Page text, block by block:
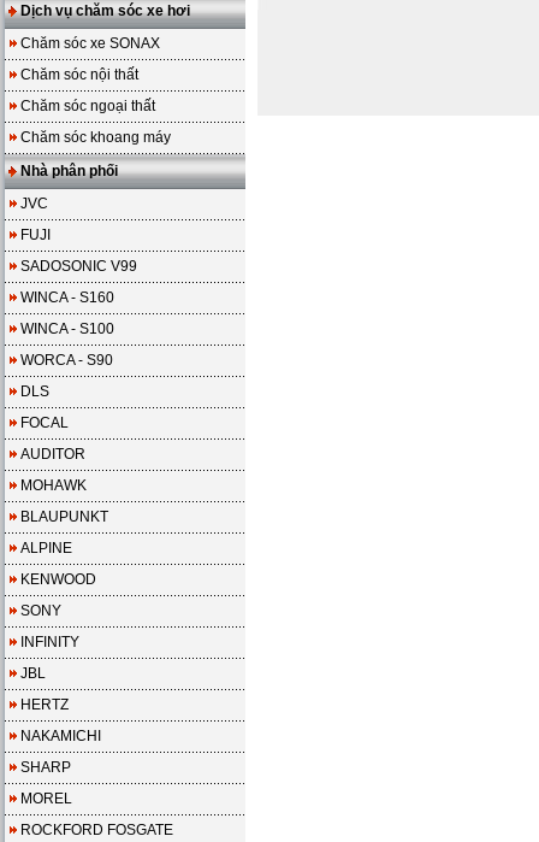
Dịch vụ chăm sóc xe hơi
Chăm sóc xe SONAX
Chăm sóc nội thất
Chăm sóc ngoại thất
Chăm sóc khoang máy
Nhà phân phối
JVC
FUJI
SADOSONIC V99
WINCA - S160
WINCA - S100
WORCA - S90
DLS
FOCAL
AUDITOR
MOHAWK
BLAUPUNKT
ALPINE
KENWOOD
SONY
INFINITY
JBL
HERTZ
NAKAMICHI
SHARP
MOREL
ROCKFORD FOSGATE